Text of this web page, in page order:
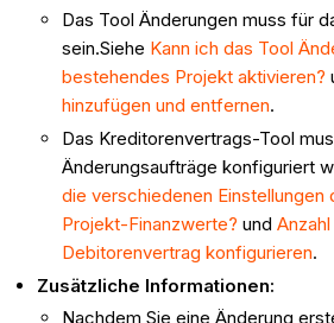
Das Tool Änderungen muss für
sein.Siehe Kann ich das Tool
bestehendes Projekt aktivieren?
hinzufügen und entfernen.
Das Kreditorenvertrags-Tool
Änderungsaufträge konfiguriert
die verschiedenen Einstellungen
Projekt-Finanzwerte? und
Debitorenvertrag konfigurieren.
Zusätzliche Informationen:
Nachdem Sie eine Änderung